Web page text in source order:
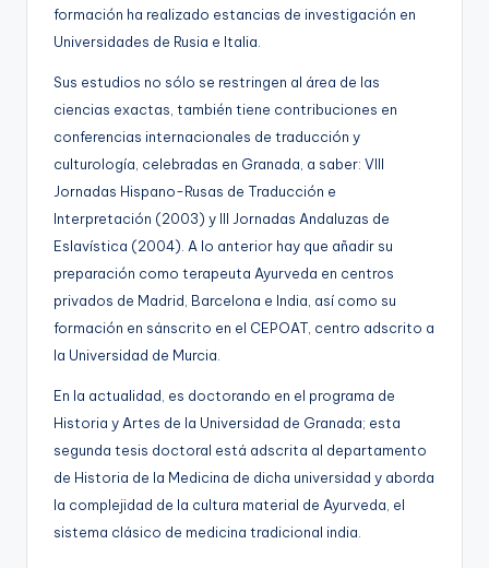
formación ha realizado estancias de investigación en
Universidades de Rusia e Italia.
Sus estudios no sólo se restringen al área de las
ciencias exactas, también tiene contribuciones en
conferencias internacionales de traducción y
culturología, celebradas en Granada, a saber: VIII
Jornadas Hispano-Rusas de Traducción e
Interpretación (2003) y III Jornadas Andaluzas de
Eslavística (2004). A lo anterior hay que añadir su
preparación como terapeuta Ayurveda en centros
privados de Madrid, Barcelona e India, así como su
formación en sánscrito en el CEPOAT, centro adscrito a
la Universidad de Murcia.
En la actualidad, es doctorando en el programa de
Historia y Artes de la Universidad de Granada; esta
segunda tesis doctoral está adscrita al departamento
de Historia de la Medicina de dicha universidad y aborda
la complejidad de la cultura material de Ayurveda, el
sistema clásico de medicina tradicional india.